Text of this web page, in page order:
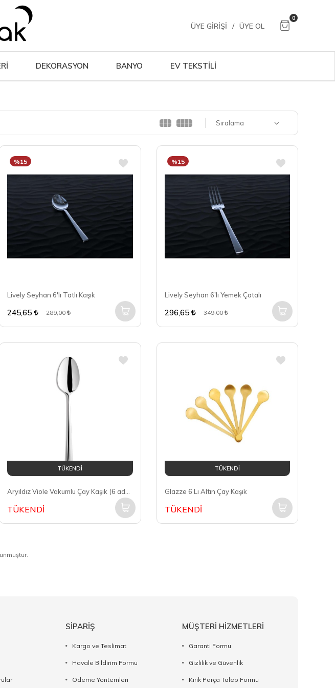
ÜYE GIRIŞI / ÜYE OL
0
DEKORASYON BANYO EV TEKSTİLİ
Sıralama
Lively Seyhan 6'lı Tatlı Kaşık
%15
245,65 289,00
Lively Seyhan 6'lı Yemek Çatalı
%15
296,65 349,00
TÜKENDİ
TÜKENDİ
TÜKENDİ
Glazze 6 Lı Altın Çay Kaşık
TÜKENDİ
SİPARİŞ
Kargo ve Teslimat
Havale Bildirim Formu
Ödeme Yöntemleri
MÜŞTERİ HİZMETLERİ
Garanti Formu
Gizlilik ve Güvenlik
Kırık Parça Talep Formu